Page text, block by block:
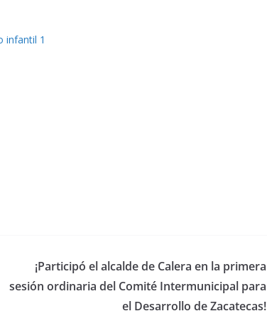
¡Participó el alcalde de Calera en la primera
sesión ordinaria del Comité Intermunicipal para
el Desarrollo de Zacatecas!